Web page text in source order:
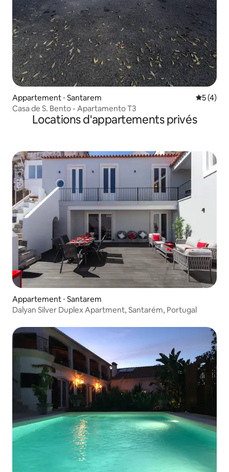
Appartement ⋅ Santarem
5 (4)
Casa de S. Bento - Apartamento T3
Locations d'appartements privés
Appartement ⋅ Santarem
Dalyan Silver Duplex Apartment, Santarém, Portugal